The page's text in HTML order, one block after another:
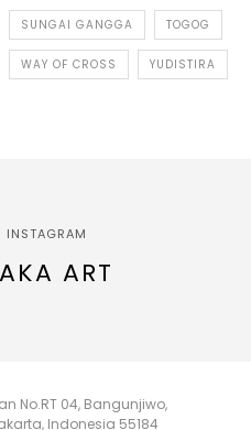
SUNGAI GANGGA TOGOG
WAY OF CROSS YUDISTIRA
INSTAGRAM
ART
No.RT 04, Bangunjiwo,
Indonesia 55184